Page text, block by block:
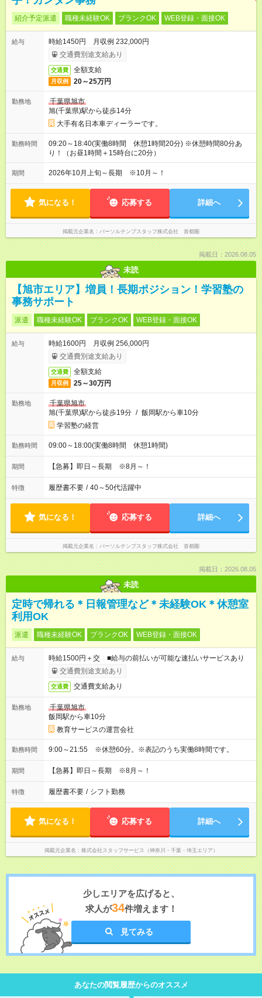
紹介予定派遣 職種未経験OK ブランクOK WEB登録・面接OK
給与
時給1450円 月収例 232,000円
交通費別途支給あり
交通費 全額支給
月収例 20～25万円
勤務地
千葉県旭市
旭(千葉県)駅から徒歩14分
大手有名日本車ディーラーです。
勤務時間
09:20～18:40(実働8時間 休憩1時間20分) ※休憩時間80分あ
り！（お昼1時間＋15時台に20分）
期間 2026年10月上旬～長期 ※10月～！
気になる！ 応募する 詳細へ
掲載元企業名 パーソルテンプスタッフ株式会社 首都圏
掲載日：2026.08.05
未読
【旭市エリア】増員！長期ポジション！学習塾の
事務サポート
派遣 職種未経験OK ブランクOK WEB登録・面接OK
給与
時給1600円 月収例 256,000円
交通費別途支給あり
交通費 全額支給
月収例 25～30万円
勤務地
千葉県旭市
旭(千葉県)駅から徒歩19分 / 飯岡駅から車10分
学習塾の経営
勤務時間 09:00～18:00(実働8時間 休憩1時間)
期間 【急募】即日～長期 ※8月～！
特徴 履歴書不要 / 40～50代活躍中
気になる！ 応募する 詳細へ
掲載元企業名 パーソルテンプスタッフ株式会社 首都圏
掲載日：2026.08.05
未読
定時で帰れる＊日報管理など＊未経験OK＊休憩室
利用OK
派遣 職種未経験OK ブランクOK WEB登録・面接OK
給与
時給1500円＋交 ■給与の前払いが可能な速払いサービスあり
交通費別途支給あり
交通費 交通費支給あり
勤務地
千葉県旭市
飯岡駅から車10分
教育サービスの運営会社
勤務時間 9:00～21:55 ※休憩60分。※表記のうち実働8時間です。
期間 【急募】即日～長期 ※8月～！
特徴 履歴書不要 / シフト勤務
気になる！ 応募する 詳細へ
掲載元企業名 株式会社スタッフサービス（神奈川・千葉・埼玉エリア）
少しエリアを広げると、
求人が34件増えます！
見てみる
あなたの閲覧履歴からのオススメ